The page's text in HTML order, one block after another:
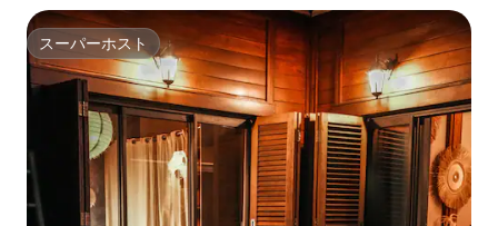
スーパーホスト
スーパーホスト